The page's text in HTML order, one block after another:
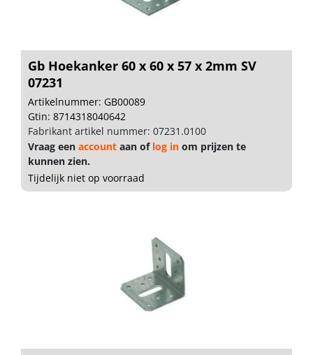
Gb Hoekanker 60 x 60 x 57 x 2mm SV
07231
Artikelnummer: GB00089
Gtin: 8714318040642
Fabrikant artikel nummer: 07231.0100
Vraag een account aan of log in om prijzen te
kunnen zien.
Tijdelijk niet op voorraad